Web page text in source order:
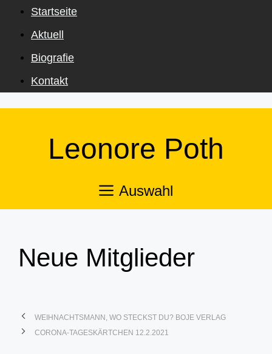
springen
Startseite
Aktuell
Biografie
Kontakt
Leonore Poth
Auswahl
Neue Mitglieder
WEIHNACHTSMANN, WO STECKST DU? BOJE VERLAG
CORONA-TAGESKÄRTCHEN 12.2.2021